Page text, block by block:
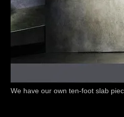
We have our own ten-foot slab